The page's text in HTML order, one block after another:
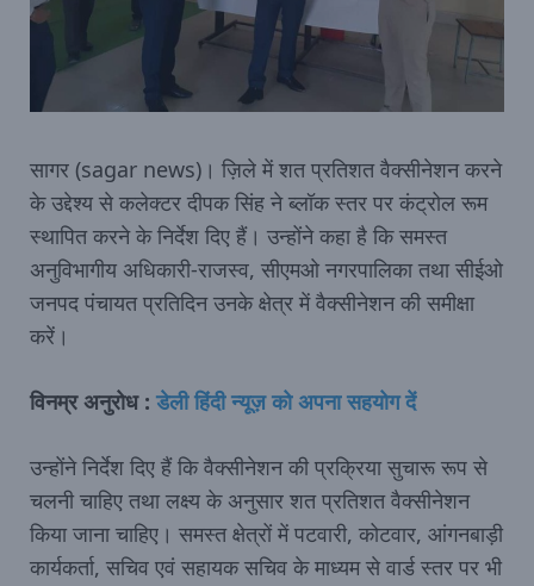
सागर (sagar news)। ज़िले में शत प्रतिशत वैक्सीनेशन करने
के उद्देश्य से कलेक्टर दीपक सिंह ने ब्लॉक स्तर पर कंट्रोल रूम
स्थापित करने के निर्देश दिए हैं। उन्होंने कहा है कि समस्त
अनुविभागीय अधिकारी-राजस्व, सीएमओ नगरपालिका तथा सीईओ
जनपद पंचायत प्रतिदिन उनके क्षेत्र में वैक्सीनेशन की समीक्षा
करें।
विनम्र अनुरोध : डेली हिंदी न्‍यूज़ को अपना सहयोग दें
उन्होंने निर्देश दिए हैं कि वैक्सीनेशन की प्रक्रिया सुचारू रूप से
चलनी चाहिए तथा लक्ष्य के अनुसार शत प्रतिशत वैक्सीनेशन
किया जाना चाहिए। समस्त क्षेत्रों में पटवारी, कोटवार, आंगनबाड़ी
कार्यकर्ता, सचिव एवं सहायक सचिव के माध्यम से वार्ड स्तर पर भी